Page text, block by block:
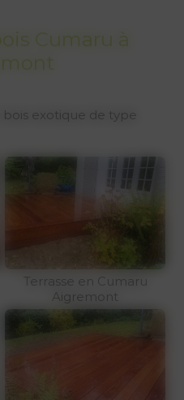
Cumaru à
exotique de type
Terrasse en Cumaru
Aigremont